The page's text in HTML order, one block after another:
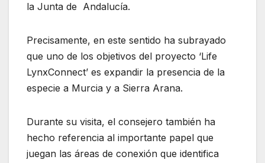
la Junta de Andalucía.
Precisamente, en este sentido ha subrayado
que uno de los objetivos del proyecto ‘Life
LynxConnect’ es expandir la presencia de la
especie a Murcia y a Sierra Arana.
Durante su visita, el consejero también ha
hecho referencia al importante papel que
juegan las áreas de conexión que identifica